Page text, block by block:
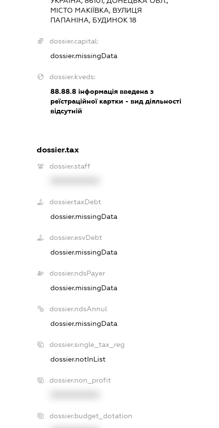
МІСТО МАКІЇВКА, ВУЛИЦЯ
ПАПАНІНА, БУДИНОК 18
dossier.capital:
dossier.missingData
dossier.kveds:
88.88.8інформація введена з
реїстраційної картки - вид діяльності
відсутній
dossier.tax
dossier.staff
dossier.taxDebt
dossier.missingData
dossier.esvDebt
dossier.missingData
dossier.ndsPayer
dossier.missingData
dossier.ndsAnnul
dossier.missingData
dossier.single_tax_reg
dossier.notInList
dossier.non_profit
dossier.budget_dotation